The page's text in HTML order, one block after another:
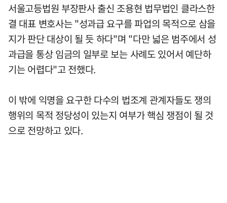
서울고등법원 부장판사 출신 조용현 법무법인 클라스한
결 대표 변호사는 "성과급 요구를 파업의 목적으로 삼을
지가 판단 대상이 될 듯 하다"며 "다만 넓은 범주에서 성
과급을 통상 임금의 일부로 보는 사례도 있어서 예단하
기는 어렵다"고 전했다.
이 밖에 익명을 요구한 다수의 법조계 관계자들도 쟁의
행위의 목적 정당성이 있는지 여부가 핵심 쟁점이 될 것
으로 전망하고 있다.